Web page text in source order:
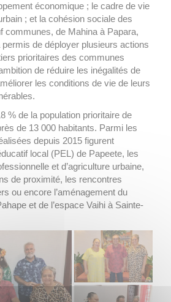
économique ; le cadre de vie
; et la cohésion sociale des
communes, de Mahina à Papara,
de déployer plusieurs actions
prioritaires des communes
de réduire les inégalités de
les conditions de vie de leurs
% de la population prioritaire de
de 13 000 habitants. Parmi les
depuis 2015 figurent
local (PEL) de Papeete, les
et d’agriculture urbaine,
de proximité, les rencontres
ou encore l’aménagement du
et de l’espace Vaihi à Sainte-